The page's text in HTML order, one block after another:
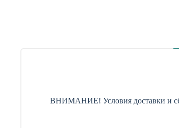
ВНИМАНИЕ! Условия доставки и